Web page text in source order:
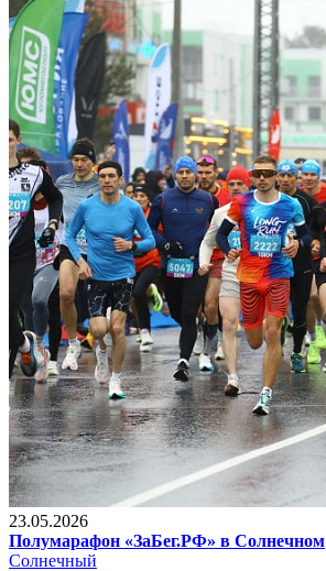
23.05.2026
Полумарафон «ЗаБег.РФ» в Солнечном
Солнечный